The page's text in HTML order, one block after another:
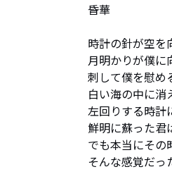
昏華
時計の針が空を
月明かりが僕に
刺して僕を慰め
白い海の中に消
左回りする時計
鮮明に蘇った君
でも本当にその
そんな感覚だっ